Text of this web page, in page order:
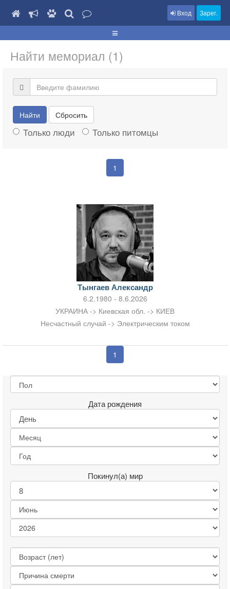
Вход Зарег.
Найти мемориал (1)
Найти Сбросить
Только люди Только питомцы
1
Тынгаев Александр
6.2.1980 - 8.6.2026
УКРАИНА -> Киевская обл. -> КИЕВ
Несчастный случай -> Электрическим током
1
Дата рождения
Покинул(а) мир